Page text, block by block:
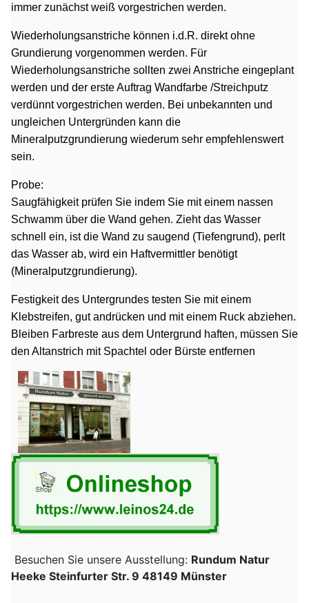
immer zunächst weiß vorgestrichen werden.
Wiederholungsanstriche können i.d.R. direkt ohne
Grundierung vorgenommen werden. Für
Wiederholungsanstriche sollten zwei Anstriche eingeplant
werden und der erste Auftrag Wandfarbe /Streichputz
verdünnt vorgestrichen werden. Bei unbekannten und
ungleichen Untergründen kann die
Mineralputzgrundierung wiederum sehr empfehlenswert
sein.
Probe:
Saugfähigkeit prüfen Sie indem Sie mit einem nassen
Schwamm über die Wand gehen. Zieht das Wasser
schnell ein, ist die Wand zu saugend (Tiefengrund), perlt
das Wasser ab, wird ein Haftvermittler benötigt
(Mineralputzgrundierung).
Festigkeit des Untergrundes testen Sie mit einem
Klebstreifen, gut andrücken und mit einem Ruck abziehen.
Bleiben Farbreste aus dem Untergrund haften, müssen Sie
den Altanstrich mit Spachtel oder Bürste entfernen
Besuchen Sie unsere Ausstellung: Rundum Natur
Heeke Steinfurter Str. 9 48149 Münster